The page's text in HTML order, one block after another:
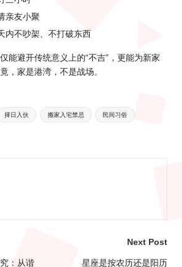
亲友小聚
内不吵架、不打破东西
能避开传统意义上的“不吉”，更能为新家
，家是港湾，不是战场。
择日入伙 搬家入宅禁忌 民间习俗
：从谐
Next Post
星座是按农历还是阳历